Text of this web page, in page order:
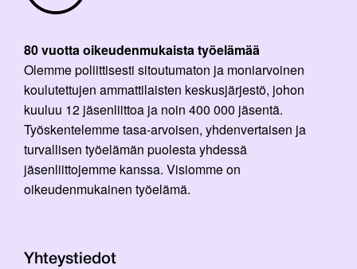
80 vuotta oikeudenmukaista työelämää
Olemme poliittisesti sitoutumaton ja moniarvoinen
koulutettujen ammattilaisten keskusjärjestö, johon
kuuluu 12 jäsenliittoa ja noin 400 000 jäsentä.
Työskentelemme tasa-arvoisen, yhdenvertaisen ja
turvallisen työelämän puolesta yhdessä
jäsenliittojemme kanssa. Visiomme on
oikeudenmukainen työelämä.
Yhteystiedot